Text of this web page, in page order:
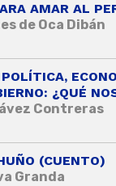
AMAR AL
de Oca Dibán
¿QUÉ
Contreras
(CUENTO)
Granda